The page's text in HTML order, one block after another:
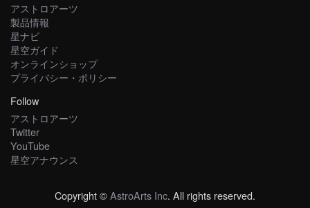
アストロアーツ
製品情報
星ナビ
星空ガイド
オンラインショップ
プライバシー・ポリシー
Follow
アストロアーツ
Twitter
YouTube
星空アナウンス
Copyright ©AstroArts Inc. All rights reserved.